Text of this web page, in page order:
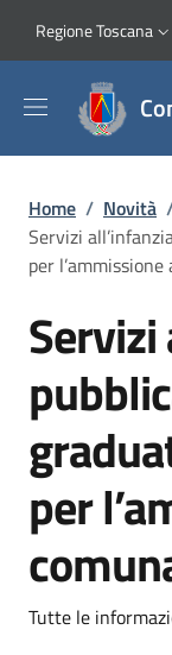
Slim top
Regione Toscana
Briciole
Home / Novità
Servizi
per
Servizi
per
Dettagli
Descrizione breve
Tutte le